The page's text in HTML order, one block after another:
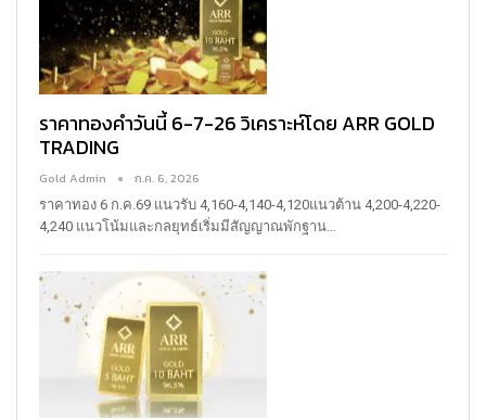
ราคาทองคำวันนี้ 6-7-26 วิเคราะห์โดย ARR GOLD
TRADING
Gold Admin ก.ค. 6, 2026
ราคาทอง 6 ก.ค.69 แนวรับ 4,160-4,140-4,120แนวต้าน 4,200-4,220-
4,240 แนวโน้มและกลยุทธ์เริ่มมีสัญญาณพักฐาน…